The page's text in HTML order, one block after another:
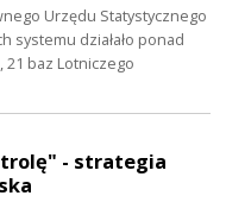
Urzędu Statystycznego
systemu działało ponad
21 baz Lotniczego
- strategia